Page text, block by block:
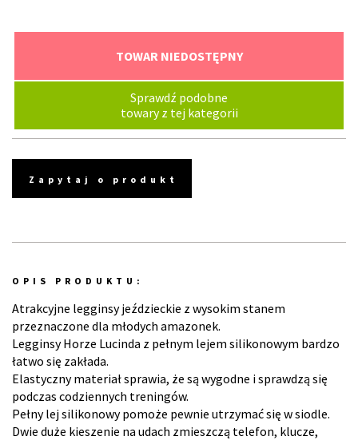
TOWAR NIEDOSTĘPNY
Sprawdź podobne
towary z tej kategorii
Zapytaj o produkt
OPIS PRODUKTU:
Atrakcyjne legginsy jeździeckie z wysokim stanem
przeznaczone dla młodych amazonek.
Legginsy Horze Lucinda z pełnym lejem silikonowym bardzo
łatwo się zakłada.
Elastyczny materiał sprawia, że są wygodne i sprawdzą się
podczas codziennych treningów.
Pełny lej silikonowy pomoże pewnie utrzymać się w siodle.
Dwie duże kieszenie na udach zmieszczą telefon, klucze,